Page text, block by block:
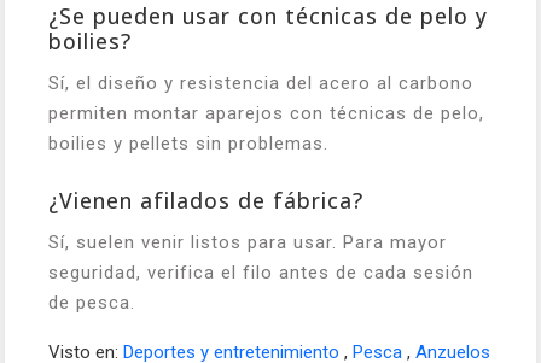
¿Se pueden usar con técnicas de pelo y
boilies?
Sí, el diseño y resistencia del acero al carbono
permiten montar aparejos con técnicas de pelo,
boilies y pellets sin problemas.
¿Vienen afilados de fábrica?
Sí, suelen venir listos para usar. Para mayor
seguridad, verifica el filo antes de cada sesión
de pesca.
Visto en: Deportes y entretenimiento , Pesca , Anzuelos